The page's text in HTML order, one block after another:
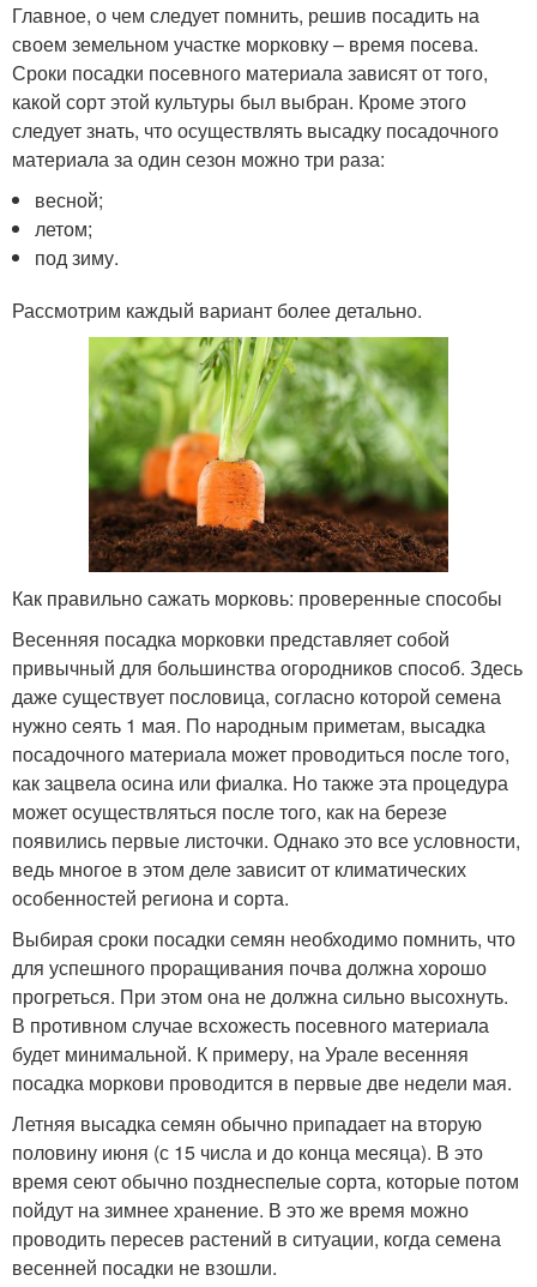
Главное, о чем следует помнить, решив посадить на
своем земельном участке морковку – время посева.
Сроки посадки посевного материала зависят от того,
какой сорт этой культуры был выбран. Кроме этого
следует знать, что осуществлять высадку посадочного
материала за один сезон можно три раза:
весной;
летом;
под зиму.
Рассмотрим каждый вариант более детально.
Как правильно сажать морковь: проверенные способы
Весенняя посадка морковки представляет собой
привычный для большинства огородников способ. Здесь
даже существует пословица, согласно которой семена
нужно сеять 1 мая. По народным приметам, высадка
посадочного материала может проводиться после того,
как зацвела осина или фиалка. Но также эта процедура
может осуществляться после того, как на березе
появились первые листочки. Однако это все условности,
ведь многое в этом деле зависит от климатических
особенностей региона и сорта.
Выбирая сроки посадки семян необходимо помнить, что
для успешного проращивания почва должна хорошо
прогреться. При этом она не должна сильно высохнуть.
В противном случае всхожесть посевного материала
будет минимальной. К примеру, на Урале весенняя
посадка моркови проводится в первые две недели мая.
Летняя высадка семян обычно припадает на вторую
половину июня (с 15 числа и до конца месяца). В это
время сеют обычно позднеспелые сорта, которые потом
пойдут на зимнее хранение. В это же время можно
проводить пересев растений в ситуации, когда семена
весенней посадки не взошли.